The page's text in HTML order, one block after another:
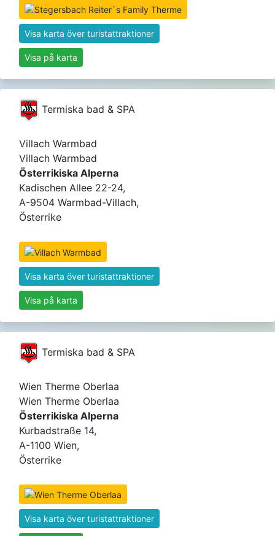
Visa karta över turistattraktioner
Visa på karta
Termiska bad & SPA
Villach Warmbad
Villach Warmbad
Österrikiska Alperna
Kadischen Allee 22-24,
A-9504 Warmbad-Villach,
Österrike
Visa karta över turistattraktioner
Visa på karta
Termiska bad & SPA
Wien Therme Oberlaa
Wien Therme Oberlaa
Österrikiska Alperna
Kurbadstraße 14,
A-1100 Wien,
Österrike
Visa karta över turistattraktioner